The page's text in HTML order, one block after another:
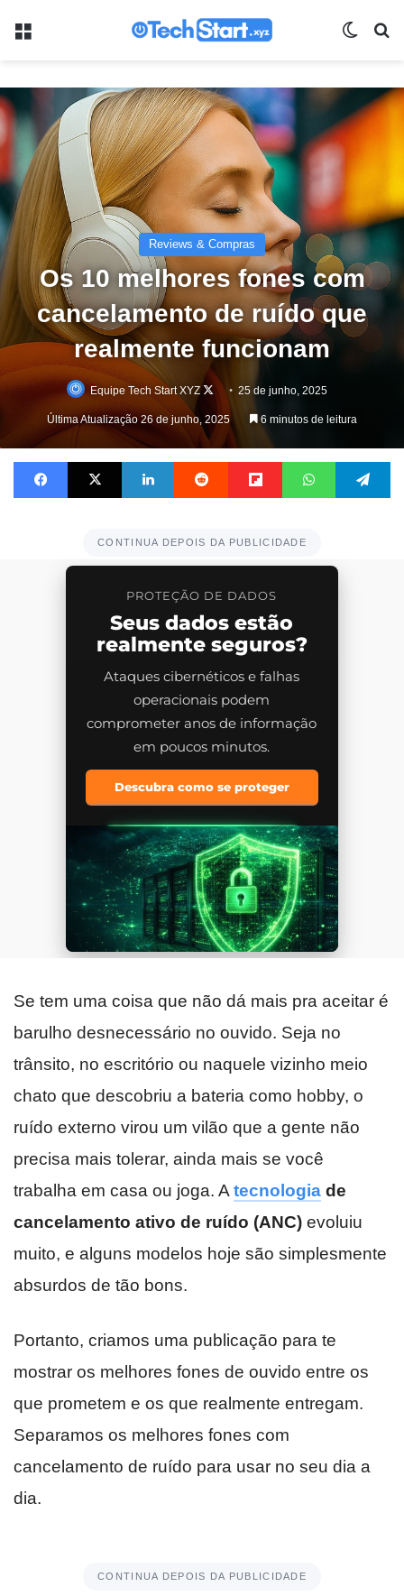
Menu
Reviews & Compras
Os 10 melhores fones com
cancelamento de ruído que
realmente funcionam
Equipe Tech Start XYZ
Follow25 de junho, 2025
Última Atualização 26 de junho, 2025 6 minutos de leitura
Facebook X Linkedin Reddit Flipboard WhatsApp
CONTINUA DEPOIS DA PUBLICIDADE
PROTEÇÃO DE DADOS
Seus dados estão
realmente seguros?
Ataques cibernéticos e falhas
operacionais podem
comprometer anos de informação
em poucos minutos.
Descubra como se proteger
Se tem uma coisa que não dá mais pra aceitar é
barulho desnecessário no ouvido. Seja no
trânsito, no escritório ou naquele vizinho meio
chato que descobriu a bateria como hobby, o
ruído externo virou um vilão que a gente não
precisa mais tolerar, ainda mais se você
trabalha em casa ou joga. A tecnologia de
cancelamento ativo de ruído (ANC) evoluiu
muito, e alguns modelos hoje são simplesmente
absurdos de tão bons.
Portanto, criamos uma publicação para te
mostrar os melhores fones de ouvido entre os
que prometem e os que realmente entregam.
Separamos os melhores fones com
cancelamento de ruído para usar no seu dia a
dia.
CONTINUA DEPOIS DA PUBLICIDADE